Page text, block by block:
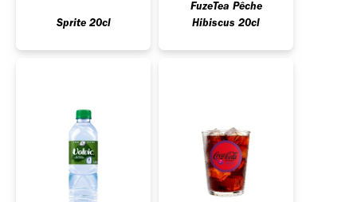
Sprite 20cl
FuzeTea Pêche
Hibiscus 20cl